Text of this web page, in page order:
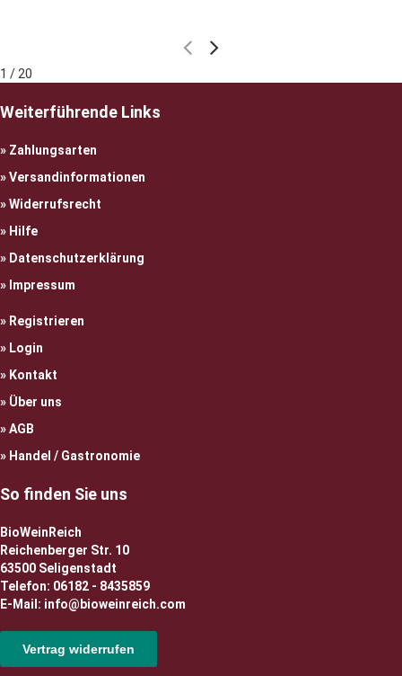
1 / 20
Weiterführende Links
Zahlungsarten
Versandinformationen
Widerrufsrecht
Hilfe
Datenschutzerklärung
Impressum
Registrieren
Login
Kontakt
Über uns
AGB
Handel / Gastronomie
So finden Sie uns
BioWeinReich
Reichenberger Str. 10
63500 Seligenstadt
Telefon: 06182 - 8435859
E-Mail: info@bioweinreich.com
Vertrag widerrufen